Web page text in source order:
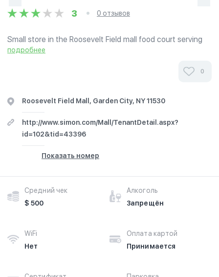
3 0 отзывов
Small store in the Roosevelt Field mall food court serving
Indian style fast food.
подробнее
0
Roosevelt Field Mall, Garden City, NY 11530
http://www.simon.com/Mall/TenantDetail.aspx?
id=102&tid=43396
Показать номер
Средний чек
$ 500
Алкоголь
Запрещён
WiFi
Нет
Оплата картой
Принимается